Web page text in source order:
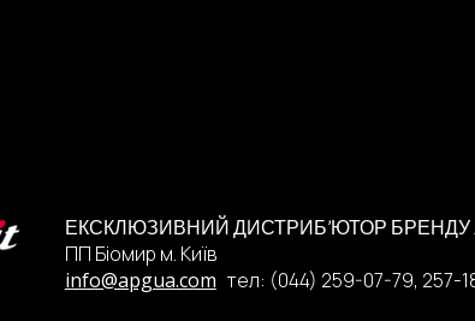
ЕКСКЛЮЗИВНИЙ ДИСТРИБ’ЮТОР БРЕНДУ
ПП Біомир м. Київ
info@apgua.com тел: (044) 259-07-79, 257-